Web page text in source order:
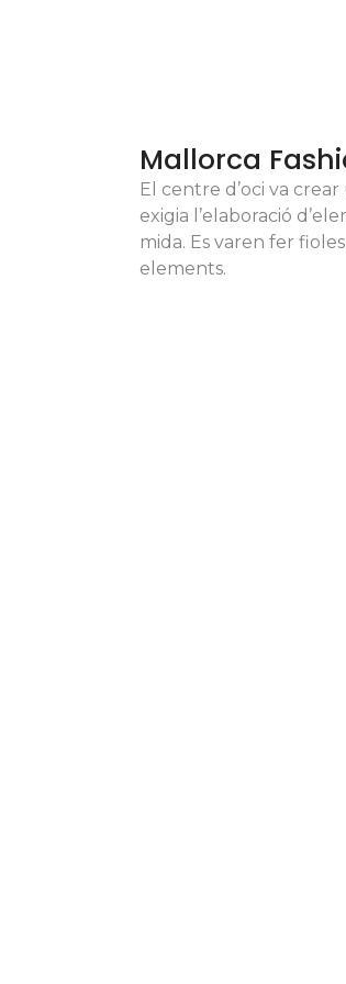
Mallorca
El centre d’oci va
exigia l’elaboració
mida. Es varen fer
elements.